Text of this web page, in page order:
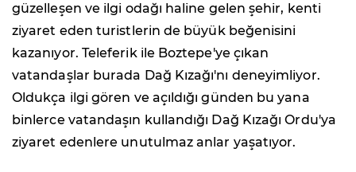
güzelleşen ve ilgi odağı haline gelen şehir, kenti
ziyaret eden turistlerin de büyük beğenisini
kazanıyor. Teleferik ile Boztepe'ye çıkan
vatandaşlar burada Dağ Kızağı'nı deneyimliyor.
Oldukça ilgi gören ve açıldığı günden bu yana
binlerce vatandaşın kullandığı Dağ Kızağı Ordu'ya
ziyaret edenlere unutulmaz anlar yaşatıyor.